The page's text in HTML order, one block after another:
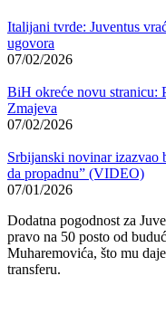
Italijani tvrde: Juventus
ugovora
07/02/2026
BiH okreće novu stranicu:
Zmajeva
07/02/2026
Srbijanski novinar
da propadnu” (VIDEO)
07/01/2026
Dodatna pogodnost za
pravo na 50 posto od
Muharemovića, što mu
transferu.